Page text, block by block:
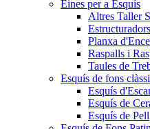
Eines per a Esquís
Altres Taller
Estructuradors
Planxa
Raspalls i
Taules de
Esquís de fons
Esquís
Esquís de
Esquís de Pell